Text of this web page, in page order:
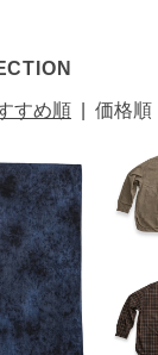
すめ順 価格順